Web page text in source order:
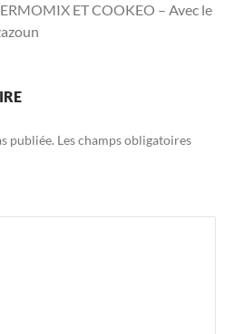
ET COOKEO – Avec le
publiée. Les champs obligatoires